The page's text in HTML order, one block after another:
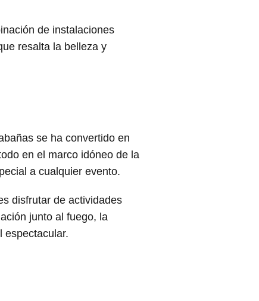
de instalaciones
resalta la belleza y
se ha convertido en
en el marco idóneo de la
a cualquier evento.
disfrutar de actividades
junto al fuego, la
espectacular.